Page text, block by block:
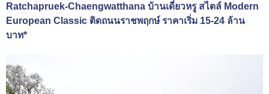
Ratchapruek-Chaengwatthana บ้านเดี่ยวหรู สไตล์ Modern
European Classic ติดถนนราชพฤกษ์ ราคาเริ่ม 15-24 ล้าน
บาท*